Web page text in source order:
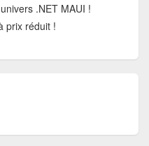
.NET MAUI !
prix réduit !